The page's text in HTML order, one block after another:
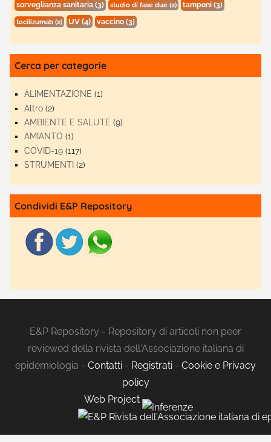
sorveglianza sanitaria(3) studio di fase due(2) tamponi(3)
tocilizumab(2) UV(4) vaccino(3)
Cerca per categorie
ALIMENTAZIONE (1)
Altro (2)
AMBIENTE E SALUTE (9)
AMIANTO (1)
COVID-19 (117)
STRUMENTI (2)
Condividi E&P Repository
E&P Repository - Repository di articoli non peer
reviewed della rivista dell'Associazione italiana di
epidemiologia - Contatti - Registrati - Cookie e Privacy
policy
Web Project